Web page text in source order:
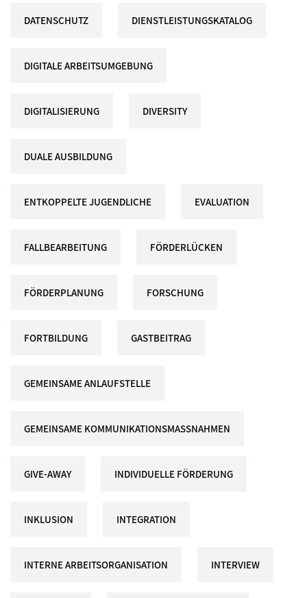
DATENSCHUTZ DIENSTLEISTUNGSKATALOG
DIGITALE ARBEITSUMGEBUNG
DIGITALISIERUNG DIVERSITY
DUALE AUSBILDUNG
ENTKOPPELTE JUGENDLICHE EVALUATION
FALLBEARBEITUNG FÖRDERLÜCKEN
FÖRDERPLANUNG FORSCHUNG
FORTBILDUNG GASTBEITRAG
GEMEINSAME ANLAUFSTELLE
GEMEINSAME KOMMUNIKATIONSMASSNAHMEN
GIVE-AWAY INDIVIDUELLE FÖRDERUNG
INKLUSION INTEGRATION
INTERNE ARBEITSORGANISATION INTERVIEW